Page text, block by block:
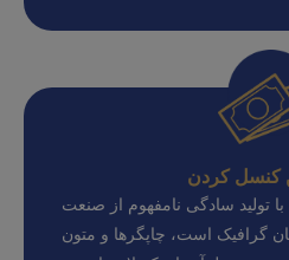
تولید سادگی نامفهوم از صنعت
گرافیک است، چاپگرها و متون